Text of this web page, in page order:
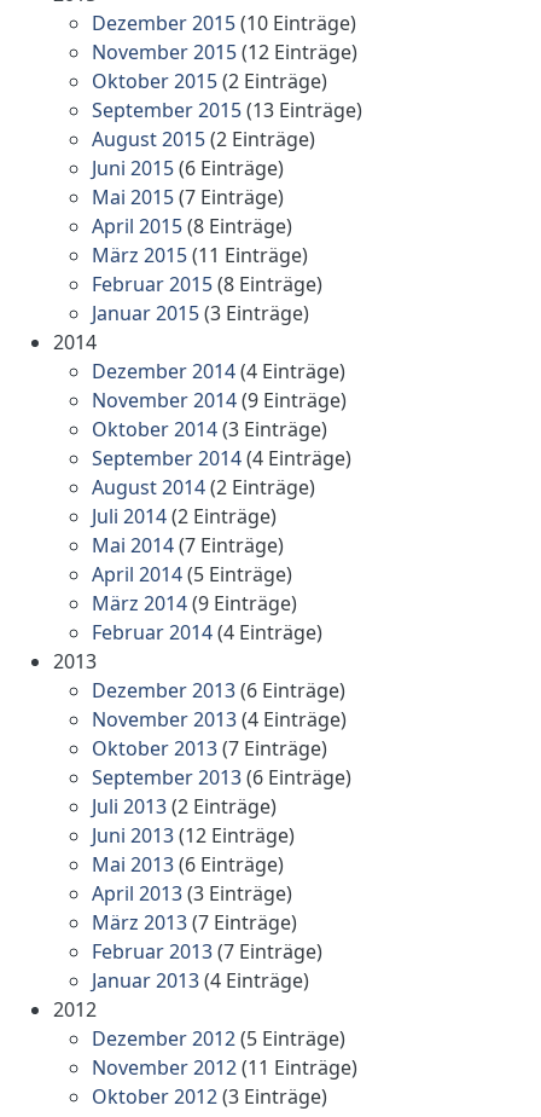
Dezember 2015(10 Einträge)
November 2015(12 Einträge)
Oktober 2015(2 Einträge)
September 2015(13 Einträge)
August 2015(2 Einträge)
Juni 2015(6 Einträge)
Mai 2015(7 Einträge)
April 2015(8 Einträge)
März 2015(11 Einträge)
Februar 2015(8 Einträge)
Januar 2015(3 Einträge)
2014
Dezember 2014(4 Einträge)
November 2014(9 Einträge)
Oktober 2014(3 Einträge)
September 2014(4 Einträge)
August 2014(2 Einträge)
Juli 2014(2 Einträge)
Mai 2014(7 Einträge)
April 2014(5 Einträge)
März 2014(9 Einträge)
Februar 2014(4 Einträge)
2013
Dezember 2013(6 Einträge)
November 2013(4 Einträge)
Oktober 2013(7 Einträge)
September 2013(6 Einträge)
Juli 2013(2 Einträge)
Juni 2013(12 Einträge)
Mai 2013(6 Einträge)
April 2013(3 Einträge)
März 2013(7 Einträge)
Februar 2013(7 Einträge)
Januar 2013(4 Einträge)
2012
Dezember 2012(5 Einträge)
November 2012(11 Einträge)
Oktober 2012(3 Einträge)